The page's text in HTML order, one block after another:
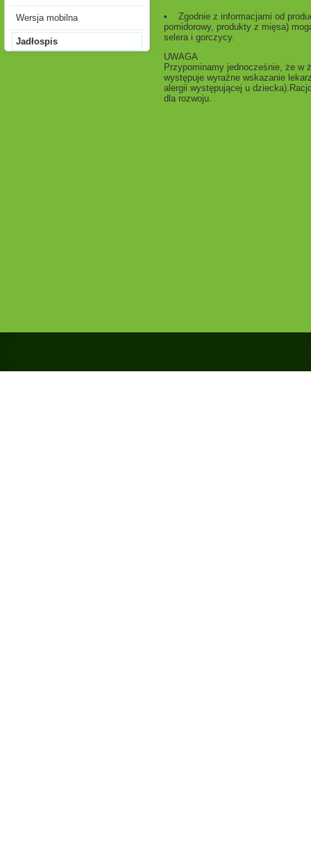
Wersja mobilna
Jadłospis
• Zgodnie z informacjami od
pomidorowy, produkty z mięsa)
selera i gorczycy.
UWAGA
Przypominamy jednocześnie, że w
występuje wyraźne wskazanie
alergii występującej u
dla rozwoju.